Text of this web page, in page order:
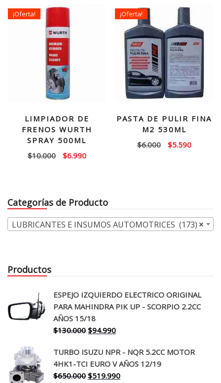
era:
$4.500.
¡Oferta!
LIMPIADOR DE
FRENOS WURTH
SPRAY 500ML
$10.000
El
$10.000.
$6.990El
$6.990.
¡Oferta!
PASTA DE PULIR FINA
M2 530ML
$6.000
El
$5.590El
Categorías de Producto
×
LUBRICANTES E INSUMOS AUTOMOTRICES (173)
Productos
ESPEJO IZQUIERDO ELECTRICO ORIGINAL
PARA MAHINDRA PIK UP - SCORPIO 2.2CC
AÑOS 15/18
$130.000 El
original
era:
$130.000.
$94.990El
actual
es:
$94.990.
TURBO ISUZU NPR - NQR 5.2CC MOTOR
4HK1-TCI EURO V AÑOS 12/19
$650.000 El
$519.990El